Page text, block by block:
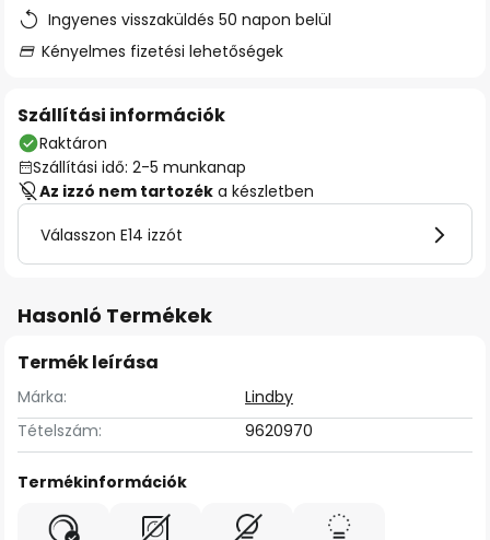
Ingyenes visszaküldés 50 napon belül
Kényelmes fizetési lehetőségek
Szállítási információk
Raktáron
Szállítási idő: 2-5 munkanap
Az izzó nem tartozék a készletben
Válasszon E14 izzót
Hasonló Termékek
Termék leírása
Márka:
Lindby
Tételszám:
9620970
Termékinformációk